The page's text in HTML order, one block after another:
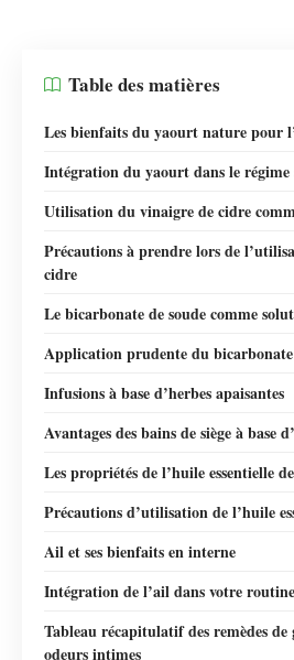
Table des matières
Les bienfaits du yaourt nature pour
Intégration du yaourt dans le
Utilisation du vinaigre de cidre
Précautions à prendre lors de
cidre
Le bicarbonate de soude comme
Application prudente du bicarbonate
Infusions à base d’herbes apaisantes
Avantages des bains de siège à base
Les propriétés de l’huile essentielle
Précautions d’utilisation de l’huile
Ail et ses bienfaits en interne
Intégration de l’ail dans votre
Tableau récapitulatif des remèdes
odeurs intimes